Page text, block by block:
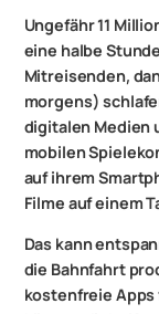
Ungefähr 11
eine halbe
Mitreisenden,
morgens)
digitalen Medien
mobilen
auf ihrem
Filme auf einem
Das kann
die Bahnfahrt
kostenfreie Apps